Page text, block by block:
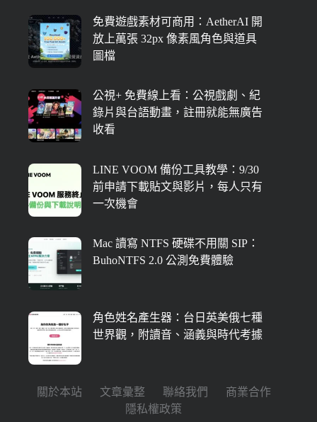
免費遊戲素材可商用：AetherAI 開
放上萬張 32px 像素風角色與道具
圖檔
公視+ 免費線上看：公視戲劇、紀
錄片與台語動畫，註冊就能無廣告
收看
LINE VOOM 備份工具教學：9/30
前申請下載貼文與影片，每人只有
一次機會
Mac 讀寫 NTFS 硬碟不用關 SIP：
BuhoNTFS 2.0 公測免費體驗
角色姓名產生器：台日英美俄七種
世界觀，附讀音、涵義與時代考據
關於本站 文章彙整 聯絡我們
商業合作
隱私權政策